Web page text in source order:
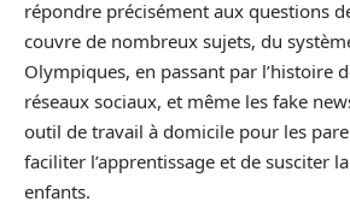
répondre précisément aux questions
couvre de nombreux sujets, du
Olympiques, en passant par l’histoire
réseaux sociaux, et même les fake
outil de travail à domicile pour les
faciliter l’apprentissage et de susciter
enfants.